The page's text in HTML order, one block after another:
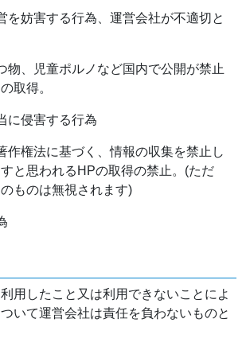
を妨害する行為、運営会社が不適切と
物、児童ポルノなど国内で公開が禁止
取得。
に侵害する行為
作権法に基づく、情報の収集を禁止し
と思われるHPの取得の禁止。(ただ
ものは無視されます)
利用したこと又は利用できないことによ
いて運営会社は責任を負わないものと